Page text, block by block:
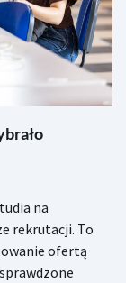
na
rekrutacji. To
ofertą